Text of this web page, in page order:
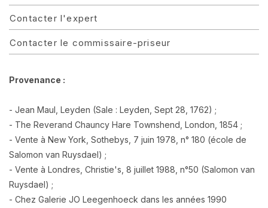
Contacter l'expert
Contacter le commissaire-priseur
Provenance :
- Jean Maul, Leyden (Sale : Leyden, Sept 28, 1762) ;
- The Reverand Chauncy Hare Townshend, London, 1854 ;
- Vente à New York, Sothebys, 7 juin 1978, n° 180 (école de
Salomon van Ruysdael) ;
- Vente à Londres, Christie's, 8 juillet 1988, n°50 (Salomon van
Ruysdael) ;
- Chez Galerie JO Leegenhoeck dans les années 1990